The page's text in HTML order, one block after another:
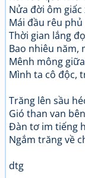
Nửa đời ôm giấc
Mái đầu rêu
Thời gian lắng
Bao nhiêu năm,
Mênh mông
Mình ta cô độc,
Trăng lên sầu
Gió than van
Đàn tơ im tiếng
Ngắm trăng về
dtg